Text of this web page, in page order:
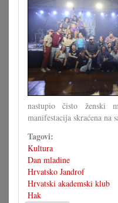
nastupio čisto ženski
manifestacija skraćena na
Tagovi:
Kultura
Dan mladine
Hrvatsko Jandrof
Hrvatski akademski klub
Hak